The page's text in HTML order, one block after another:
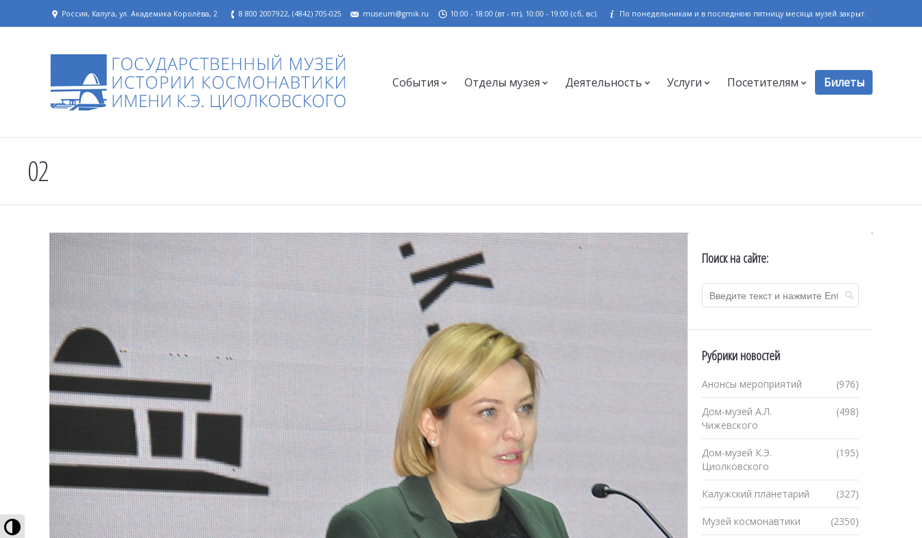
Высокая контрастность
Россия, Калуга, ул. Академика Королёва, 2 8 800 2007922, (4842) 705-025 museum@gmik.ru 10:00 - 18:00 (вт - пт), 10:00 - 19:00 (сб, вс). По понедельникам и в последнюю пятницу месяца музей закрыт.
События Отделы музея Деятельность Услуги Посетителям Билеты
02
Поиск на сайте:
Рубрики новостей
(976)
Анонсы мероприятий
(498)
Дом-музей А.Л.
Чижевского
(195)
Дом-музей К.Э.
Циолковского
(327)
Калужский планетарий
(2350)
Музей космонавтики